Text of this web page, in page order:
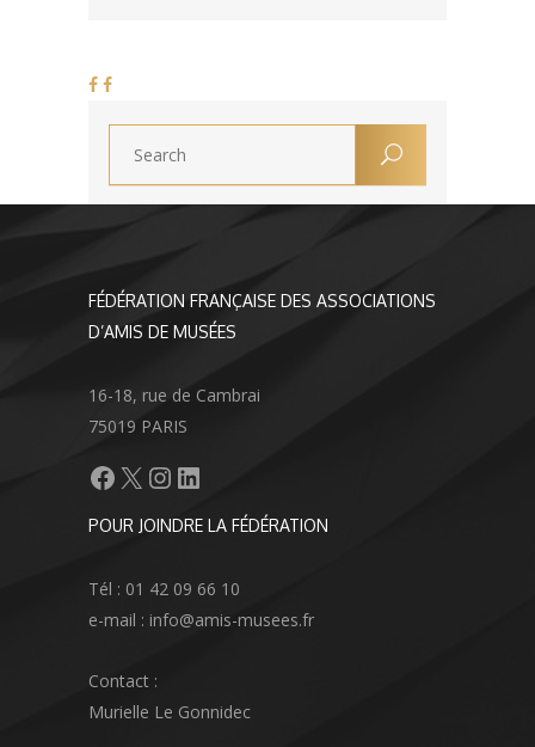
FÉDÉRATION FRANÇAISE DES ASSOCIATIONS
D’AMIS DE MUSÉES
16-18, rue de Cambrai
75019 PARIS
Facebook
X Instagram
LinkedIn
POUR JOINDRE LA FÉDÉRATION
Tél : 01 42 09 66 10
e-mail : info@amis-musees.fr
Contact :
Murielle Le Gonnidec